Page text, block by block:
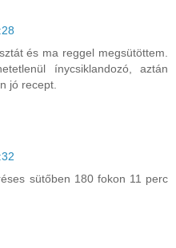
és ma reggel megsütöttem.
ínycsiklandozó, aztán
jó recept.
sütőben 180 fokon 11 perc